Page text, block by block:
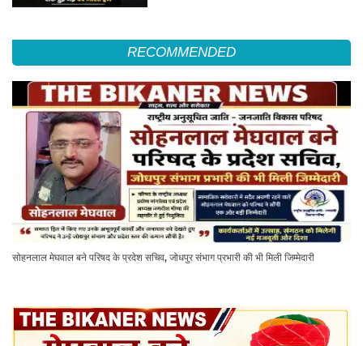
RECOMMENDED
सोहनलाल मेघवाल बने परिषद के प्रदेश सचिव, जोधपुर संभाग प्रभारी की भी मिली जिम्मेदारी